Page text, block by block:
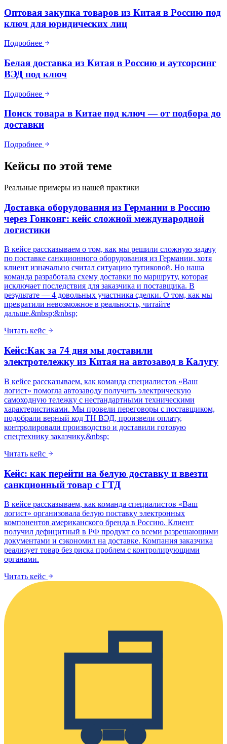
Оптовая закупка товаров из Китая в Россию под
ключ для юридических лиц
Подробнее
Белая доставка из Китая в Россию и аутсорсинг
ВЭД под ключ
Подробнее
Поиск товара в Китае под ключ — от подбора до
доставки
Подробнее
Кейсы по этой теме
Реальные примеры из нашей практики
Доставка оборудования из Германии в Россию
через Гонконг: кейс сложной международной
логистики
В кейсе рассказываем о том, как мы решили сложную задачу
по поставке санкционного оборудования из Германии, хотя
клиент изначально считал ситуацию тупиковой. Но наша
команда разработала схему доставки по маршруту, которая
исключает последствия для заказчика и поставщика. В
результате — 4 довольных участника сделки. О том, как мы
превратили невозможное в реальность, читайте
дальше.&nbsp;&nbsp;
Читать кейс
Кейс:Как за 74 дня мы доставили
электротележку из Китая на автозавод в Калугу
В кейсе рассказываем, как команда специалистов «Ваш
логист» помогла автозаводу получить электрическую
самоходную тележку с нестандартными техническими
характеристиками. Мы провели переговоры с поставщиком,
подобрали верный код ТН ВЭД, произвели оплату,
контролировали производство и доставили готовую
спецтехнику заказчику.&nbsp;
Читать кейс
Кейс: как перейти на белую доставку и ввезти
санкционный товар с ГТД
В кейсе рассказываем, как команда специалистов «Ваш
логист» организовала белую поставку электронных
компонентов американского бренда в Россию. Клиент
получил дефицитный в РФ продукт со всеми разрешающими
документами и сэкономил на доставке. Компания заказчика
реализует товар без риска проблем с контролирующими
органами.
Читать кейс